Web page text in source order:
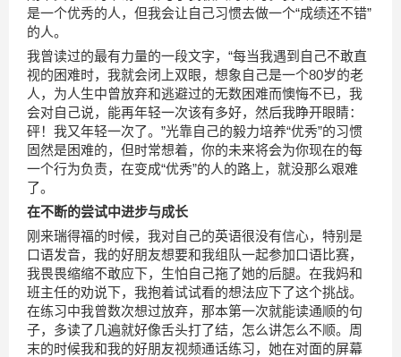
是一个优秀的人，但我会让自己习惯去做一个“成绩还不错”
的人。
我曾读过的最有力量的一段文字，“每当我遇到自己不敢直
视的困难时，我就会闭上双眼，想象自己是一个80岁的老
人，为人生中曾放弃和逃避过的无数困难而懊悔不已，我
会对自己说，能再年轻一次该有多好，然后我睁开眼睛：
砰！我又年轻一次了。”光靠自己的毅力培养“优秀”的习惯
固然是困难的，但时常想着，你的未来将会为你现在的每
一个行为负责，在变成“优秀”的人的路上，就没那么艰难
了。
在不断的尝试中进步与成长
刚来瑞得福的时候，我对自己的英语很没有信心，特别是
口语发音，我的好朋友想要和我组队一起参加口语比赛，
我畏畏缩缩不敢应下，生怕自己拖了她的后腿。在我妈和
班主任的劝说下，我抱着试试看的想法应下了这个挑战。
在练习中我曾数次想过放弃，那本第一次就能读通顺的句
子，多读了几遍就好像舌头打了结，怎么讲怎么不顺。周
末的时候我和我的好朋友视频通话练习，她在对面的屏幕